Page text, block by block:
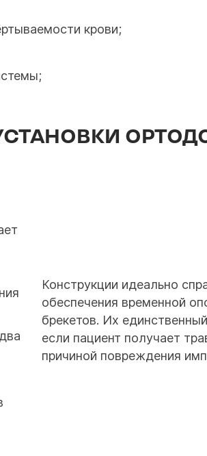
крови;
Конструкции идеально
обеспечения временной
брекетов. Их
если пациент получает
причиной повреждения